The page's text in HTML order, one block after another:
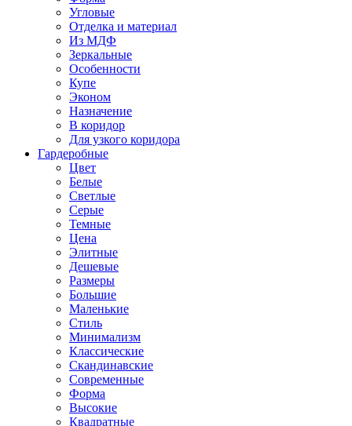
Угловые
Отделка и материал
Из МДФ
Зеркальные
Особенности
Купе
Эконом
Назначение
В коридор
Для узкого коридора
Гардеробные
Цвет
Белые
Светлые
Серые
Темные
Цена
Элитные
Дешевые
Размеры
Большие
Маленькие
Стиль
Минимализм
Классические
Скандинавские
Современные
Форма
Высокие
Квадратные